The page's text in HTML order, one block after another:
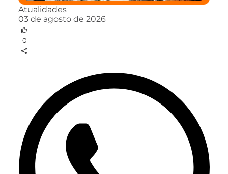
Atualidades
03 de agosto de 2026
0